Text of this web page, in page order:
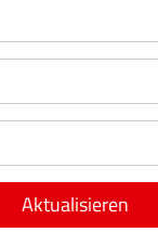
Aktualisieren